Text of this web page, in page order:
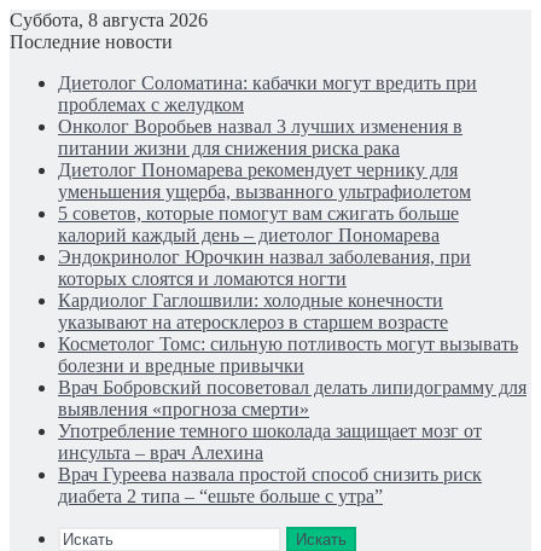
Суббота, 8 августа 2026
Последние новости
Диетолог Соломатина: кабачки могут вредить при
проблемах с желудком
Онколог Воробьев назвал 3 лучших изменения в
питании жизни для снижения риска рака
Диетолог Пономарева рекомендует чернику для
уменьшения ущерба, вызванного ультрафиолетом
5 советов, которые помогут вам сжигать больше
калорий каждый день – диетолог Пономарева
Эндокринолог Юрочкин назвал заболевания, при
которых слоятся и ломаются ногти
Кардиолог Гаглошвили: холодные конечности
указывают на атеросклероз в старшем возрасте
Косметолог Томс: сильную потливость могут вызывать
болезни и вредные привычки
Врач Бобровский посоветовал делать липидограмму для
выявления «прогноза смерти»
Употребление темного шоколада защищает мозг от
инсульта – врач Алехина
Врач Гуреева назвала простой способ снизить риск
диабета 2 типа – “ешьте больше с утра”
Искать